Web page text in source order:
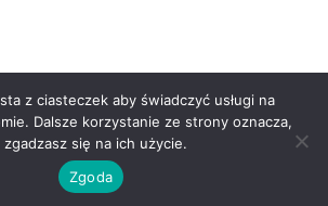
| Powered byAstra WordPress Theme
z ciasteczek aby świadczyć usługi na
Dalsze korzystanie ze strony oznacza,
zgadzasz się na ich użycie.
Zgoda